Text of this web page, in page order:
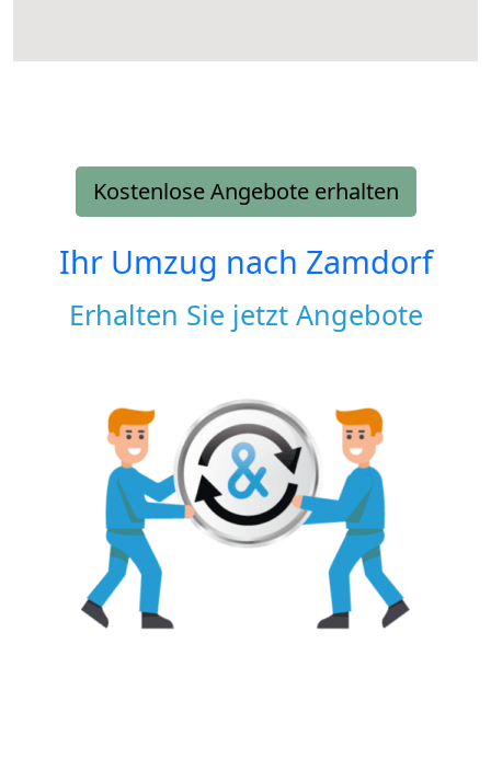
Kostenlose Angebote erhalten
Ihr Umzug nach Zamdorf
Erhalten Sie jetzt Angebote